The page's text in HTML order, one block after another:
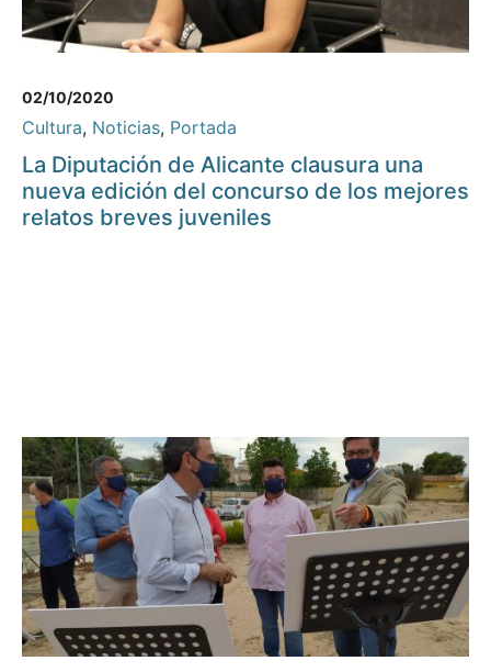
02/10/2020
Cultura, Noticias, Portada
La Diputación de Alicante clausura una
nueva edición del concurso de los mejores
relatos breves juveniles